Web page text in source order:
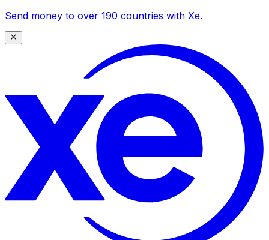
Send money to over 190 countries with Xe.